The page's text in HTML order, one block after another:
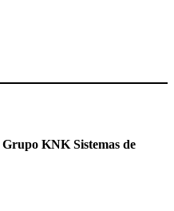
Grupo KNK Sistemas de